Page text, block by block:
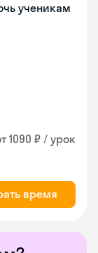
ученикам
1090 ₽ / урок
время